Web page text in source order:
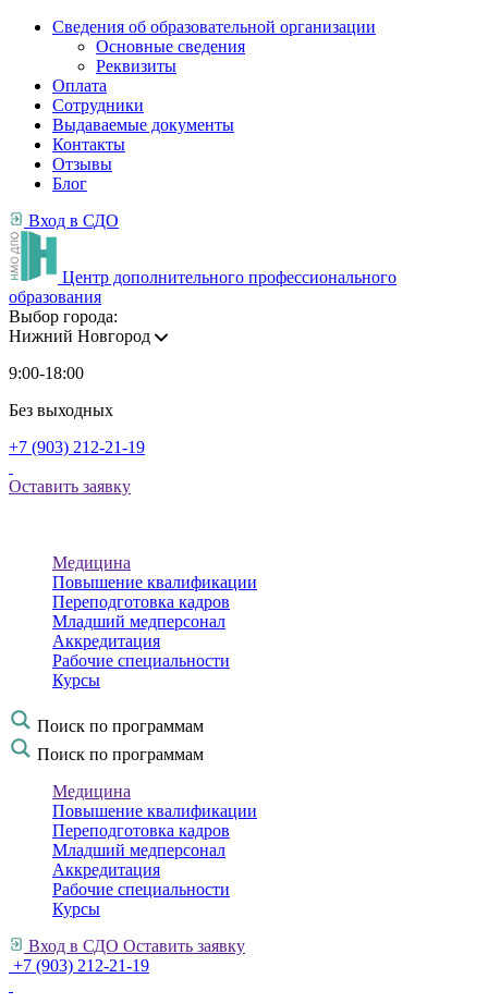
Сведения об образовательной организации
Основные сведения
Реквизиты
Оплата
Сотрудники
Выдаваемые документы
Контакты
Отзывы
Блог
Вход в СДО
Центр дополнительного профессионального
образования
Выбор города:
Нижний Новгород
9:00-18:00
Без выходных
+7 (903) 212-21-19
Оставить заявку
Медицина
Повышение квалификации
Переподготовка кадров
Младший медперсонал
Аккредитация
Рабочие специальности
Курсы
Поиск по программам
Поиск по программам
Медицина
Повышение квалификации
Переподготовка кадров
Младший медперсонал
Аккредитация
Рабочие специальности
Курсы
Вход в СДО Оставить заявку
+7 (903) 212-21-19